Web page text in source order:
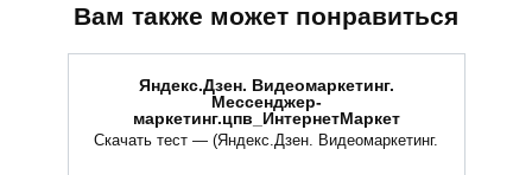
Вам также может понравиться
Яндекс.Дзен. Видеомаркетинг.
Мессенджер-
маркетинг.цпв_ИнтернетМаркет
Скачать тест — (Яндекс.Дзен. Видеомаркетинг.